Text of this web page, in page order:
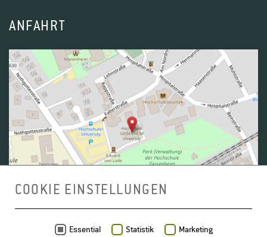
ANFAHRT
OpenStreetMap - Veröffentlicht unterODbL
COOKIE EINSTELLUNGEN
Essential Statistik Marketing